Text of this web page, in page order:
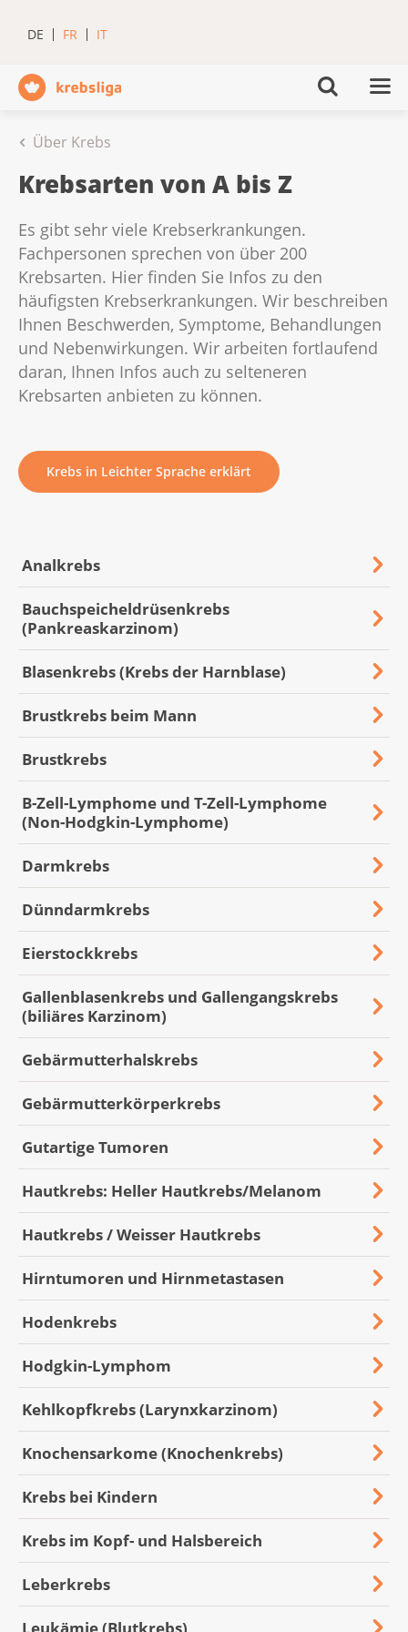
DE FR IT
Über Krebs
Krebsarten von A bis Z
Es gibt sehr viele Krebserkrankungen.
Fachpersonen sprechen von über 200
Krebsarten. Hier finden Sie Infos zu den
häufigsten Krebserkrankungen. Wir beschreiben
Ihnen Beschwerden, Symptome, Behandlungen
und Nebenwirkungen. Wir arbeiten fortlaufend
daran, Ihnen Infos auch zu selteneren
Krebsarten anbieten zu können.
Krebs in Leichter Sprache erklärt
Analkrebs
Bauchspeicheldrüsenkrebs
(Pankreaskarzinom)
Blasenkrebs (Krebs der Harnblase)
Brustkrebs beim Mann
Brustkrebs
B-Zell-Lymphome und T-Zell-Lymphome
(Non-Hodgkin-Lymphome)
Darmkrebs
Dünndarmkrebs
Eierstockkrebs
Gallenblasenkrebs und Gallengangskrebs
(biliäres Karzinom)
Gebärmutterhalskrebs
Gebärmutterkörperkrebs
Gutartige Tumoren
Hautkrebs: Heller Hautkrebs/Melanom
Hautkrebs / Weisser Hautkrebs
Hirntumoren und Hirnmetastasen
Hodenkrebs
Hodgkin-Lymphom
Kehlkopfkrebs (Larynxkarzinom)
Knochensarkome (Knochenkrebs)
Krebs bei Kindern
Krebs im Kopf- und Halsbereich
Leberkrebs
Leukämie (Blutkrebs)